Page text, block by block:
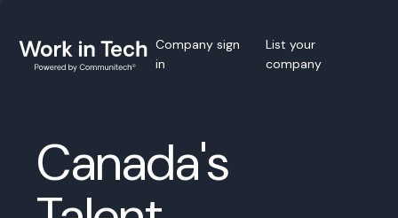
Company sign
in
List your
company
Canada's